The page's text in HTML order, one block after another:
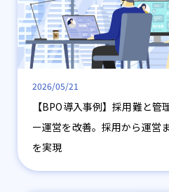
2026/05/21
【BPO導入事例】採用難と
ー運営を改善。採用から運営
を実現